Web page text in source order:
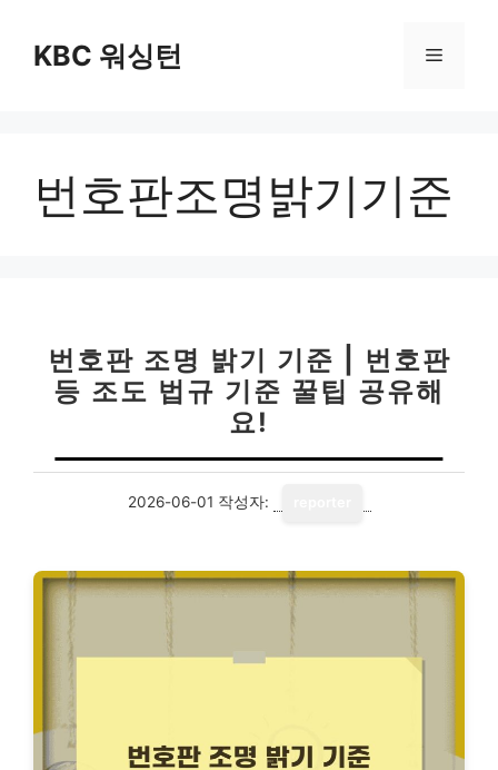
KBC 워싱턴 메
번호판조명밝기기준
번호판 조명 밝기 기준 | 번호판
등 조도 법규 기준 꿀팁 공유해
요!
2026-06-01 작성자: